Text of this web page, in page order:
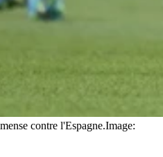
contre l'Espagne.Image: